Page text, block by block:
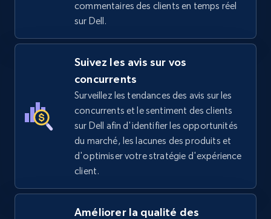
667+
TikTok Shop - category
URL, Title, Available, Description, Currency, Initial
price, Final price, Discount percent, and more.
667+ Commencer
TikTok Shop - Collect TikTok shop products
commentaires des clients en temps réel
sur Dell.
Suivez les avis sur vos
concurrents
Surveillez les tendances des avis sur les
concurrents et le sentiment des clients
sur Dell afin d'identifier les opportunités
du marché, les lacunes des produits et
d'optimiser votre stratégie d'expérience
client.
Améliorer la qualité des